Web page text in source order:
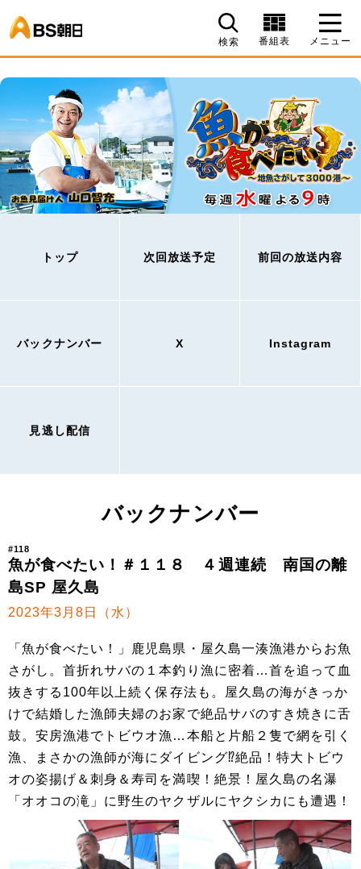
検索 番組表 メニュー
トップ 次回放送予定 前回の放送内容
バックナンバー X Instagram
見逃し配信
バックナンバー
#118
魚が食べたい！＃１１８ ４週連続 南国の離
島SP 屋久島
2023年3月8日（水）
「魚が食べたい！」鹿児島県・屋久島一湊漁港からお魚
さがし。首折れサバの１本釣り漁に密着…首を追って血
抜きする100年以上続く保存法も。屋久島の海がきっか
けで結婚した漁師夫婦のお家で絶品サバのすき焼きに舌
鼓。安房漁港でトビウオ漁…本船と片船２隻で網を引く
漁、まさかの漁師が海にダイビング⁉絶品！特大トビウ
オの姿揚げ＆刺身＆寿司を満喫！絶景！屋久島の名瀑
「オオコの滝」に野生のヤクザルにヤクシカにも遭遇！